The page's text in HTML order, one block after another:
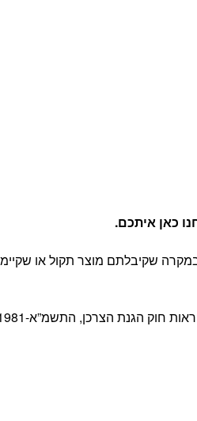
כאן איתכם.
שקיבלתם מוצר תקול או
(להלן: “החוק”) ובהתאם לתקנון האתר.